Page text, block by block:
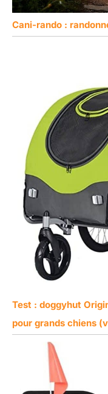
Cani-rando :
Test : doggyhut
pour grands chiens